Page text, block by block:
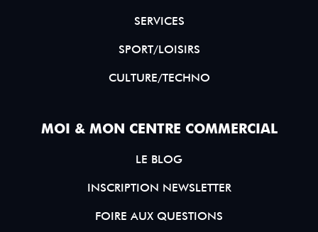
SERVICES
SPORT/LOISIRS
CULTURE/TECHNO
MOI & MON CENTRE COMMERCIAL
LE BLOG
INSCRIPTION NEWSLETTER
FOIRE AUX QUESTIONS